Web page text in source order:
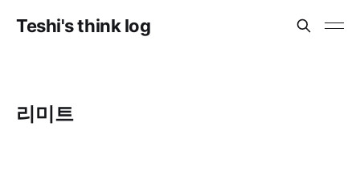
Teshi's think log
리미트